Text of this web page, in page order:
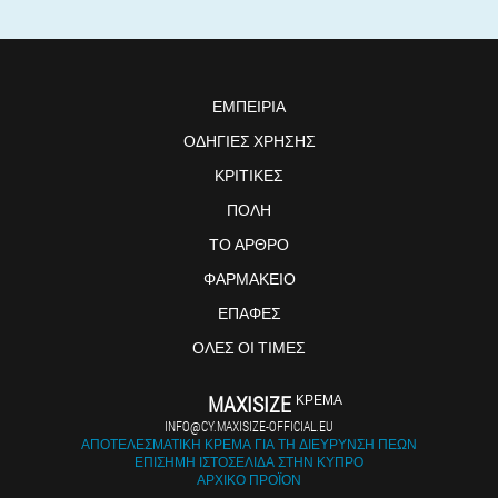
ΕΜΠΕΙΡΊΑ
ΟΔΗΓΊΕΣ ΧΡΉΣΗΣ
ΚΡΙΤΙΚΈΣ
ΠΌΛΗ
ΤΟ ΆΡΘΡΟ
ΦΑΡΜΑΚΕΊΟ
ΕΠΑΦΈΣ
ΌΛΕΣ ΟΙ ΤΙΜΈΣ
MAXISIZE ΚΡΈΜΑ
INFO@CY.MAXISIZE-OFFICIAL.EU
ΑΠΟΤΕΛΕΣΜΑΤΙΚΉ ΚΡΈΜΑ ΓΙΑ ΤΗ ΔΙΕΎΡΥΝΣΗ ΠΕΏΝ
ΕΠΊΣΗΜΗ ΙΣΤΟΣΕΛΊΔΑ ΣΤΗΝ ΚΎΠΡΟ
ΑΡΧΙΚΌ ΠΡΟΪΌΝ